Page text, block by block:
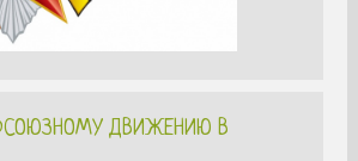
ДВИЖЕНИЮ В